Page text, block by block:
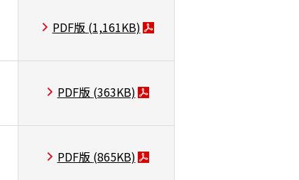
PDF版 (1,161KB)
PDF版 (363KB)
PDF版 (865KB)